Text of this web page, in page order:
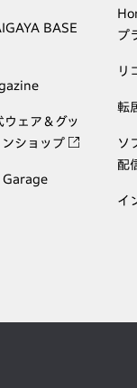
BASE
ェア＆グッ
ショップ
プ
リ
転
ソ
配
イ